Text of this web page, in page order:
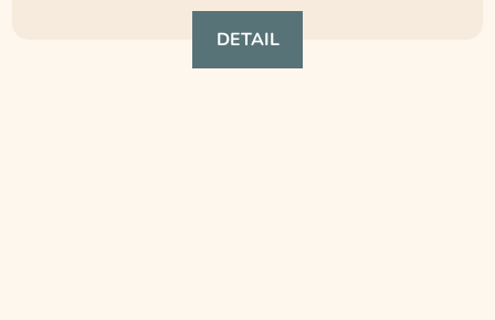
je
5,0
z
DETAIL